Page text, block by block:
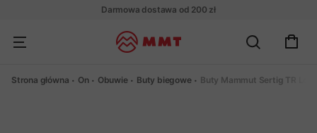
Darmowa dostawa od 200 zł
Strona główna On Obuwie Buty biegowe Buty Mammut Sertig TR Low